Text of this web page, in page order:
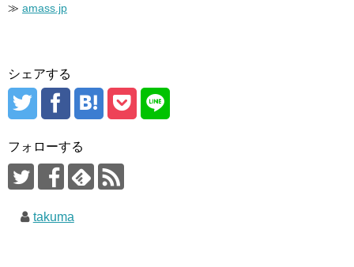
≫ amass.jp
シェアする
フォローする
takuma